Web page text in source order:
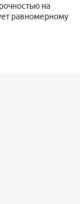
на
равномерному